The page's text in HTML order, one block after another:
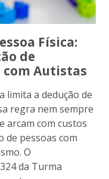
Física:
de
com Autistas
limita a dedução de
regra nem sempre
arcam com custos
de pessoas com
O
da Turma